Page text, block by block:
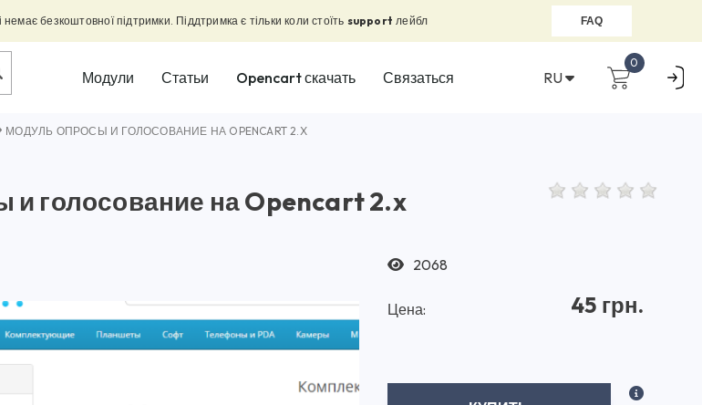
безкоштовної підтримки. Піддтримка є тільки коли стоїть support лейбл FAQ
Модули Статьи Opencart скачать Связаться RU
0
МОДУЛЬ ОПРОСЫ И ГОЛОСОВАНИЕ НА OPENCART 2.X
голосование на Opencart 2.x
2068
Цена: 45 грн.